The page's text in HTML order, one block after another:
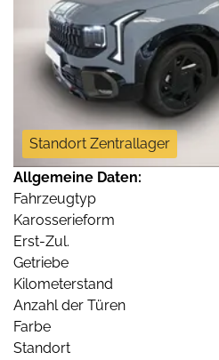
Standort Zentrallager
Allgemeine Daten:
Fahrzeugtyp
Karosserieform
Erst-Zul.
Getriebe
Kilometerstand
Anzahl der Türen
Farbe
Standort